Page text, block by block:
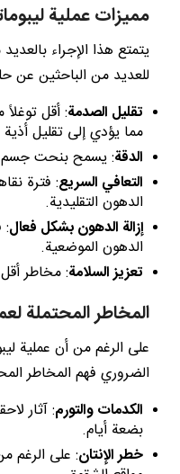
مميزات عملية
يتمتع هذا الإجراء
للعديد من الباحثين عن
تقليل الصدمة: أقل
مما يؤدي إلى تقليل
الدقة: يسمح بنحت جسم
التعافي السريع: فترة
الدهون التقليدية.
إزالة الدهون بشكل فعال:
الدهون الموضعية.
تعزيز السلامة: مخاطر أقل
المخاطر المحتملة
على الرغم من أن عملية
الضروري فهم المخاطر
الكدمات والتورم: آثار
بضعة أيام.
خطر الإنتان: على الرغم